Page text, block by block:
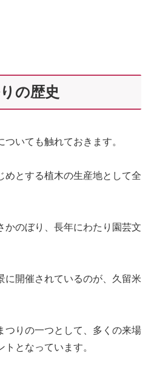
の歴史
いても触れておきます。
めとする植木の生産地として全
かのぼり、長年にわたり園芸文
に開催されているのが、久留米
つりの一つとして、多くの来場
となっています。